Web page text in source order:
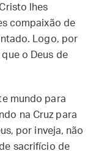
lhes
compaixão de
Logo, por
o Deus de
mundo para
na Cruz para
por inveja, não
sacrifício de